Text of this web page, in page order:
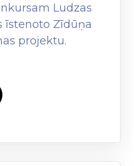
Ludzas
īstenoto Zīdūņa
projektu.